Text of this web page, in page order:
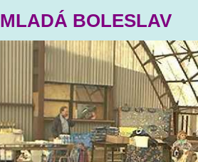
MLADÁ BOLESLAV